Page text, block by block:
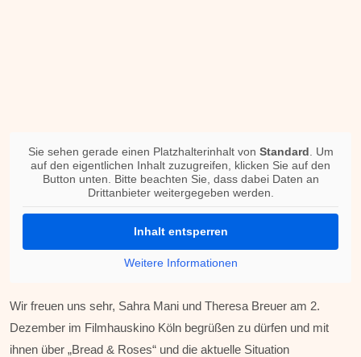
Sie sehen gerade einen Platzhalterinhalt von Standard . Um
auf den eigentlichen Inhalt zuzugreifen, klicken Sie auf den
Button unten. Bitte beachten Sie, dass dabei Daten an
Drittanbieter weitergegeben werden.
Inhalt entsperren
Weitere Informationen
Wir freuen uns sehr, Sahra Mani und Theresa Breuer am 2.
Dezember im Filmhauskino Köln begrüßen zu dürfen und mit
ihnen über „Bread & Roses“ und die aktuelle Situation